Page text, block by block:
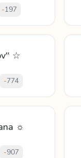
-197
☆
-774
☼
-907